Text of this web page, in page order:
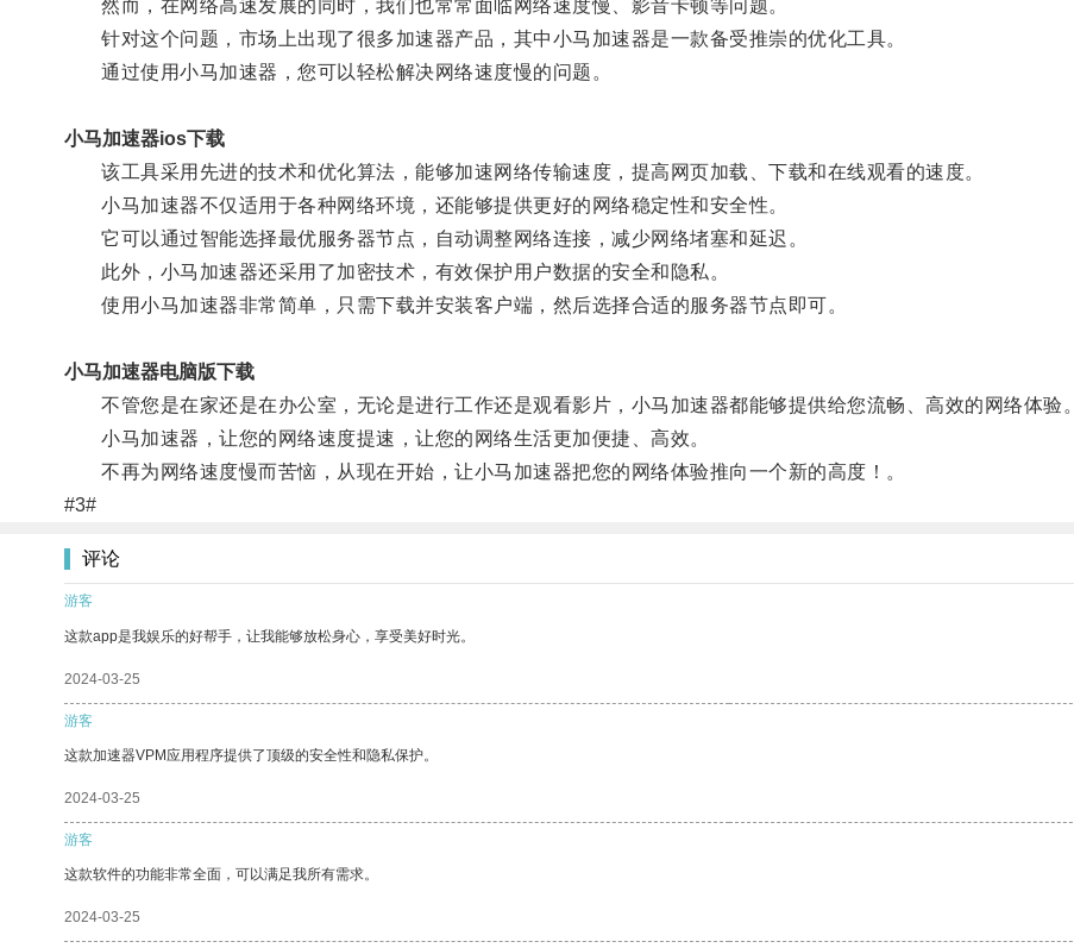
然而，在网络高速发展的同时，我们也常常面临网络速度慢、影音卡顿等问题。
针对这个问题，市场上出现了很多加速器产品，其中小马加速器是一款备受推崇的优化工具。
通过使用小马加速器，您可以轻松解决网络速度慢的问题。
小马加速器ios下载
该工具采用先进的技术和优化算法，能够加速网络传输速度，提高网页加载、下载和在线观看的速度。
小马加速器不仅适用于各种网络环境，还能够提供更好的网络稳定性和安全性。
它可以通过智能选择最优服务器节点，自动调整网络连接，减少网络堵塞和延迟。
此外，小马加速器还采用了加密技术，有效保护用户数据的安全和隐私。
使用小马加速器非常简单，只需下载并安装客户端，然后选择合适的服务器节点即可。
小马加速器电脑版下载
不管您是在家还是在办公室，无论是进行工作还是观看影片，小马加速器都能够提供给您流畅、高效的网络体验。
小马加速器，让您的网络速度提速，让您的网络生活更加便捷、高效。
不再为网络速度慢而苦恼，从现在开始，让小马加速器把您的网络体验推向一个新的高度！。
#3#
评论
游客
这款app是我娱乐的好帮手，让我能够放松身心，享受美好时光。
2024-03-25
游客
这款加速器VPM应用程序提供了顶级的安全性和隐私保护。
2024-03-25
游客
这款软件的功能非常全面，可以满足我所有需求。
2024-03-25